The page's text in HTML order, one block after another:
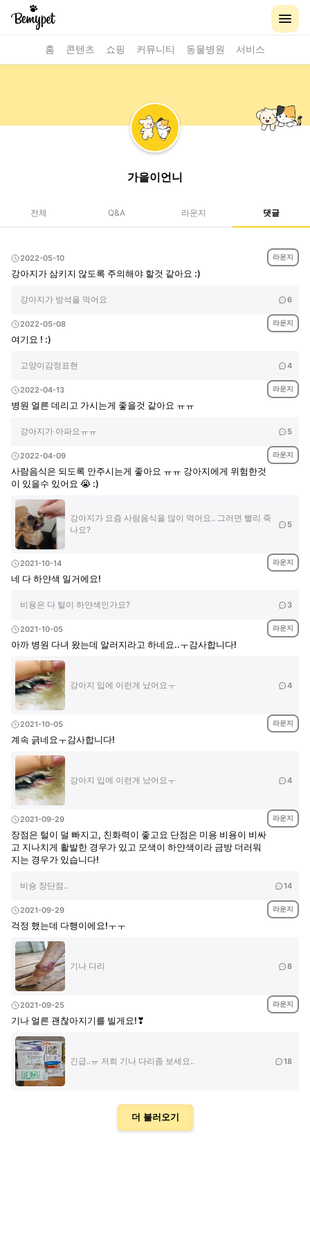
홈 콘텐츠 쇼핑 커뮤니티 동물병원 서비스
가을이언니
전체 Q&A 라운지 댓글
2022-05-10 라운지
강아지가 삼키지 않도록 주의해야 할것 같아요 :)
강아지가 방석을 먹어요 6
2022-05-08 라운지
여기요 ! :)
고양이감정표현 4
2022-04-13 라운지
병원 얼른 데리고 가시는게 좋을것 같아요 ㅠㅠ
강아지가 아파요ㅠㅠ 5
2022-04-09 라운지
사람음식은 되도록 안주시는게 좋아요 ㅠㅠ 강아지에게 위험한것
이 있을수 있어요 😭 :)
강아지가 요즘 사람음식을 많이 먹어요.. 그러면 빨리 죽
나요?
5
2021-10-14 라운지
네 다 하얀색 일거에요!
비용은 다 털이 하얀색인가요? 3
2021-10-05 라운지
아까 병원 다녀 왔는데 알러지라고 하네요..ㅜ감사합니다!
강아지 입에 이런게 났어요ㅜ 4
2021-10-05 라운지
계속 긁네요ㅜ감사합니다!
강아지 입에 이런게 났어요ㅜ 4
2021-09-29 라운지
장점은 털이 덜 빠지고, 친화력이 좋고요 단점은 미용 비용이 비싸
고 지나치게 활발한 경우가 있고 모색이 하얀색이라 금방 더러워
지는 경우가 있습니다!
비숑 장단점.. 14
2021-09-29 라운지
걱정 했는데 다행이에요!ㅜㅜ
기나 다리 8
2021-09-25 라운지
기나 얼른 괜찮아지기를 빌게요!❣︎
긴급..ㅠ 저희 기나 다리좀 보세요.. 18
더 불러오기